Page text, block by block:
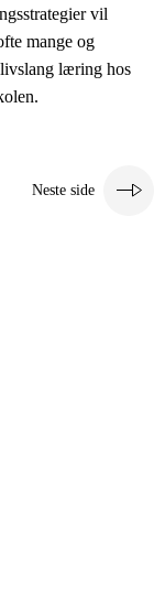
vil
mange og
læring hos
Neste side